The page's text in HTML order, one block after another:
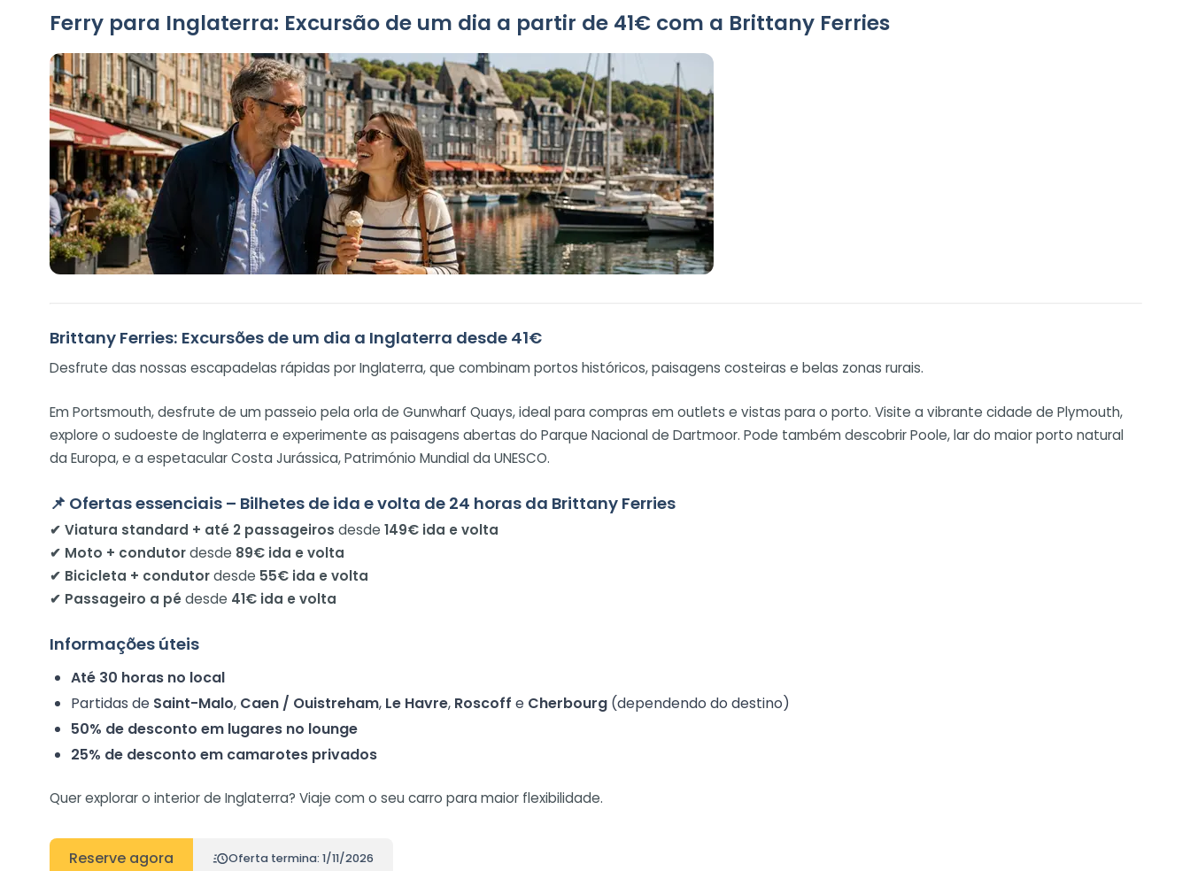
Ferry para Inglaterra: Excursão de um dia a partir de 41€ com a Brittany Ferries
Brittany Ferries: Excursões de um dia a Inglaterra desde 41€
Desfrute das nossas escapadelas rápidas por Inglaterra, que combinam portos históricos, paisagens costeiras e belas zonas rurais.
Em Portsmouth, desfrute de um passeio pela orla de Gunwharf Quays, ideal para compras em outlets e vistas para o porto. Visite a vibrante cidade de Plymouth,
explore o sudoeste de Inglaterra e experimente as paisagens abertas do Parque Nacional de Dartmoor. Pode também descobrir Poole, lar do maior porto natural
da Europa, e a espetacular Costa Jurássica, Património Mundial da UNESCO.
📌 Ofertas essenciais – Bilhetes de ida e volta de 24 horas da Brittany Ferries
✔ Viatura standard + até 2 passageiros desde 149€ ida e volta
✔ Moto + condutordesde 89€ ida e volta
✔ Bicicleta + condutordesde 55€ ida e volta
✔ Passageiro a pédesde 41€ ida e volta
Informações úteis
Até 30 horas no local
Partidas de Saint-Malo, Caen / Ouistreham, Le Havre, Roscoff e Cherbourg (dependendo do destino)
50% de desconto em lugares no lounge
25% de desconto em camarotes privados
Quer explorar o interior de Inglaterra? Viaje com o seu carro para maior flexibilidade.
Reserve agora Oferta termina: 1/11/2026